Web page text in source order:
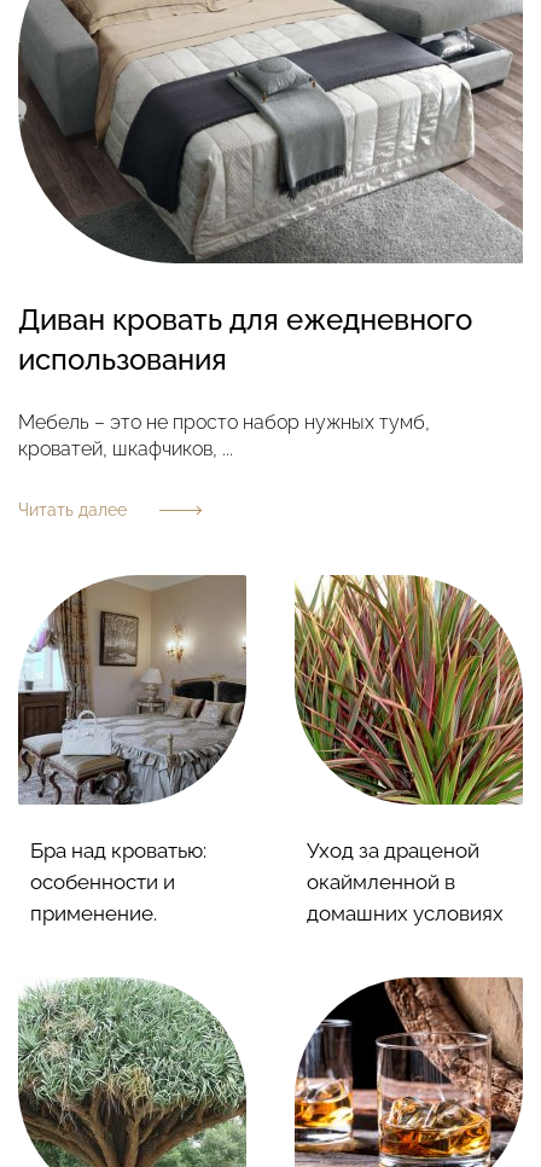
Диван кровать для ежедневного
использования
Мебель – это не просто набор нужных тумб,
кроватей, шкафчиков, ...
Читать далее
Бра над кроватью:
особенности и
применение.
Уход за драценой
окаймленной в
домашних условиях